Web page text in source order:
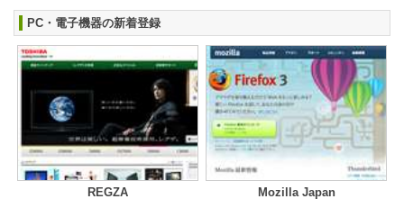
PC・電子機器の新着登録
REGZA Mozilla Japan